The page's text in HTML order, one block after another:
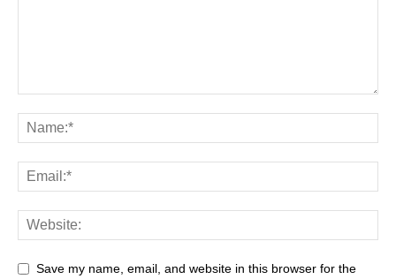
Save my name, email, and website in this browser for the